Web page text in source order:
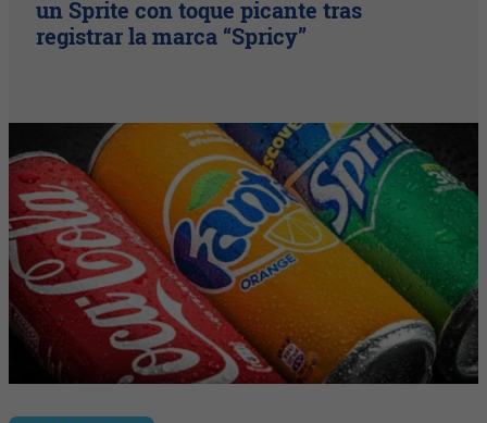
un Sprite con toque picante tras
registrar la marca “Spricy”